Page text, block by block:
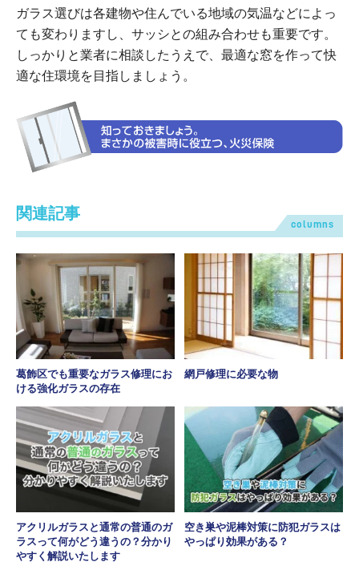
ガラス選びは各建物や住んでいる地域の気温などによっ
ても変わりますし、サッシとの組み合わせも重要です。
しっかりと業者に相談したうえで、最適な窓を作って快
適な住環境を目指しましょう。
関連記事
columns
葛飾区でも重要なガラス修理にお
ける強化ガラスの存在
網戸修理に必要な物
アクリルガラスと通常の普通のガ
ラスって何がどう違うの？分かり
やすく解説いたします
空き巣や泥棒対策に防犯ガラスは
やっぱり効果がある？